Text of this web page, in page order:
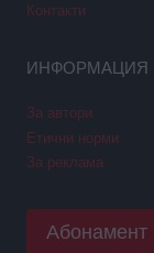
Контакти
ИНФОРМАЦИЯ
За автори
Етични норми
За реклама
Абонамент